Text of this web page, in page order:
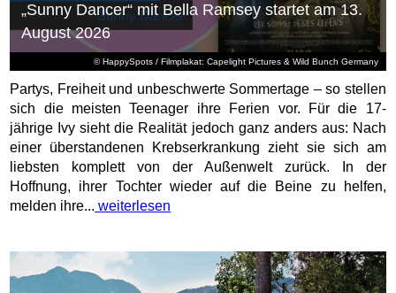
© HappySpots / Filmplakat: Capelight Pictures & Wild Bunch Germany
„Sunny Dancer“ mit Bella Ramsey startet am 13.
August 2026
Partys, Freiheit und unbeschwerte Sommertage – so stellen
sich die meisten Teenager ihre Ferien vor. Für die 17-
jährige Ivy sieht die Realität jedoch ganz anders aus: Nach
einer überstandenen Krebserkrankung zieht sie sich am
liebsten komplett von der Außenwelt zurück. In der
Hoffnung, ihrer Tochter wieder auf die Beine zu helfen,
melden ihre... weiterlesen